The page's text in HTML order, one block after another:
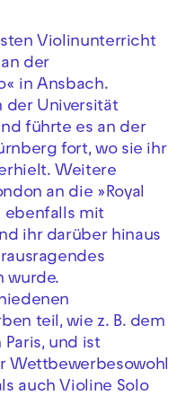
Violinunterricht
der
in Ansbach.
der Universität
führte es an der
fort, wo sie ihr
Weitere
an die »Royal
ebenfalls mit
ihr darüber hinaus
wurde.
teil, wie z. B. dem
und ist
Wettbewerbesowohl
auch Violine Solo